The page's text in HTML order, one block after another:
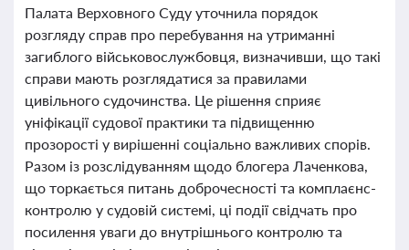
Палата Верховного Суду уточнила порядок
розгляду справ про перебування на утриманні
загиблого військовослужбовця, визначивши, що такі
справи мають розглядатися за правилами
цивільного судочинства. Це рішення сприяє
уніфікації судової практики та підвищенню
прозорості у вирішенні соціально важливих спорів.
Разом із розслідуванням щодо блогера Лаченкова,
що торкається питань доброчесності та комплаєнс-
контролю у судовій системі, ці події свідчать про
посилення уваги до внутрішнього контролю та